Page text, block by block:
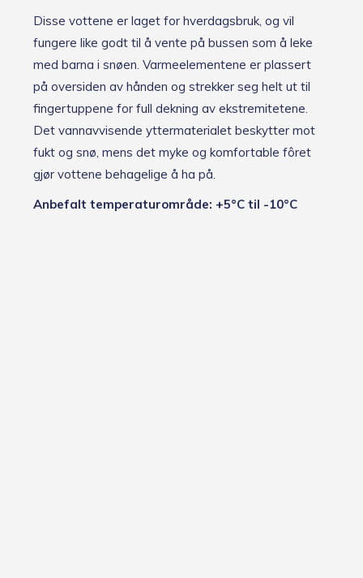
Disse vottene er laget for hverdagsbruk, og vil
fungere like godt til å vente på bussen som å leke
med barna i snøen. Varmeelementene er plassert
på oversiden av hånden og strekker seg helt ut til
fingertuppene for full dekning av ekstremitetene.
Det vannavvisende yttermaterialet beskytter mot
fukt og snø, mens det myke og komfortable fôret
gjør vottene behagelige å ha på.
Anbefalt temperaturområde: +5°C til -10°C